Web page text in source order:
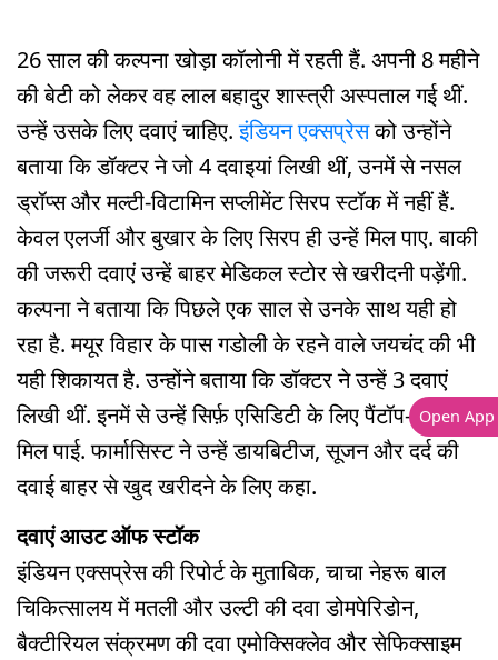
26 साल की कल्पना खोड़ा कॉलोनी में रहती हैं. अपनी 8 महीने
की बेटी को लेकर वह लाल बहादुर शास्त्री अस्पताल गई थीं.
उन्हें उसके लिए दवाएं चाहिए.इंडियन एक्सप्रेसको उन्होंने
बताया कि डॉक्टर ने जो 4 दवाइयां लिखी थीं, उनमें से नसल
ड्रॉप्स और मल्टी-विटामिन सप्लीमेंट सिरप स्टॉक में नहीं हैं.
केवल एलर्जी और बुखार के लिए सिरप ही उन्हें मिल पाए. बाकी
की जरूरी दवाएं उन्हें बाहर मेडिकल स्टोर से खरीदनी पड़ेंगी.
कल्पना ने बताया कि पिछले एक साल से उनके साथ यही हो
रहा है. मयूर विहार के पास गडोली के रहने वाले जयचंद की भी
यही शिकायत है. उन्होंने बताया कि डॉक्टर ने उन्हें 3 दवाएं
लिखी थीं. इनमें से उन्हें सिर्फ़ एसिडिटी के लिए पैंटॉप-40 ही
मिल पाई. फार्मासिस्ट ने उन्हें डायबिटीज, सूजन और दर्द की
दवाई बाहर से खुद खरीदने के लिए कहा.
दवाएं आउट ऑफ स्टॉक
इंडियन एक्सप्रेस की रिपोर्ट के मुताबिक, चाचा नेहरू बाल
चिकित्सालय में मतली और उल्टी की दवा डोमपेरिडोन,
बैक्टीरियल संक्रमण की दवा एमोक्सिक्लेव और सेफिक्साइम
Open App